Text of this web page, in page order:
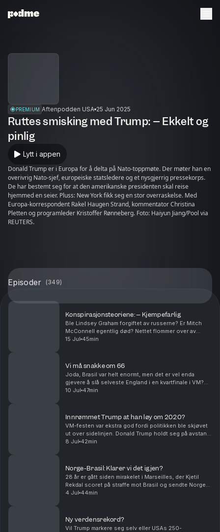
PREMIUM Aftenpodden USA 25 Jun 2025
Ruttes smisking med Trump: – Ekkelt og
pinlig
Lytt i appen
Donald Trump er i Europa for å delta på Nato-toppmøte. Der møter han en
overivrig Nato-sjef, europeiske statsledere og et nysgjerrig pressekorps.
De har bestemt seg for at den amerikanske presidenten skal reise
hjemmed en seier. Pluss: New York fikk seg en stor overraskelse. Med
Europa-korrespondent Rakel Haugen Strand, kommentator Christina
Pletten og programleder Kristoffer Rønneberg. Foto: Haiyun Jiang/Pool via
REUTERS.
Episoder (349)
Konspirasjonsteoriene: – Kjempefarlig
Ble Lindsey Graham forgiftet av russerne? Er Mitch
McConnell egentlig død? Nettet flommer over av
konspirasjonsteorier om disse og andre amerikanske
15 Jul 45min
Vi må snakke om 66
Joda, Brasil var helt enormt, men det er vel enda
gjevere å slå selveste England i en kvartfinale i VM?
Landet der moderne fotball oppsto, landet som ga
10 Jul 47min
Innrømmet Trump at han løy om 2020?
VM-festen var ekstra god fordi politikken ble skjøvet
ut over sidelinjen. Donald Trump holdt seg på avstand.
Men så fikk en amerikansk spiller rødt kort, og da ble
8 Jul 42min
Norge-Brasil: Klarer vi det igjen?
28 år er gått siden mirakelet i Marseilles, der Kjetil
Rekdal scoret på straffe mot Brasil og sendte Norge
videre i VM. Nå får landslaget en ny mulighet til å
4 Jul 44min
Ny verdensrekord?
Vil Trump markere seg selv eller USAs 250-